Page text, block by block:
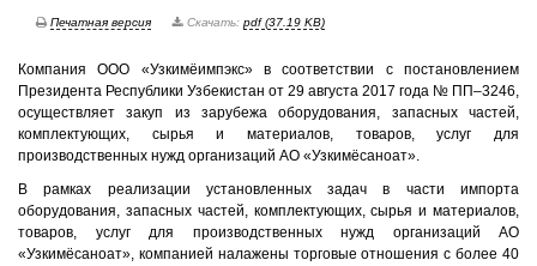
Печатная версия Скачать: pdf (37.19 KB)
Компания ООО «Узкимёимпэкс» в соответствии с постановлением
Президента Республики Узбекистан от 29 августа 2017 года № ПП–3246,
осуществляет закуп из зарубежа оборудования, запасных частей,
комплектующих, сырья и материалов, товаров, услуг для
производственных нужд организаций АО «Узкимёсаноат».
В рамках реализации установленных задач в части импорта
оборудования, запасных частей, комплектующих, сырья и материалов,
товаров, услуг для производственных нужд организаций АО
«Узкимёсаноат», компанией налажены торговые отношения с более 40